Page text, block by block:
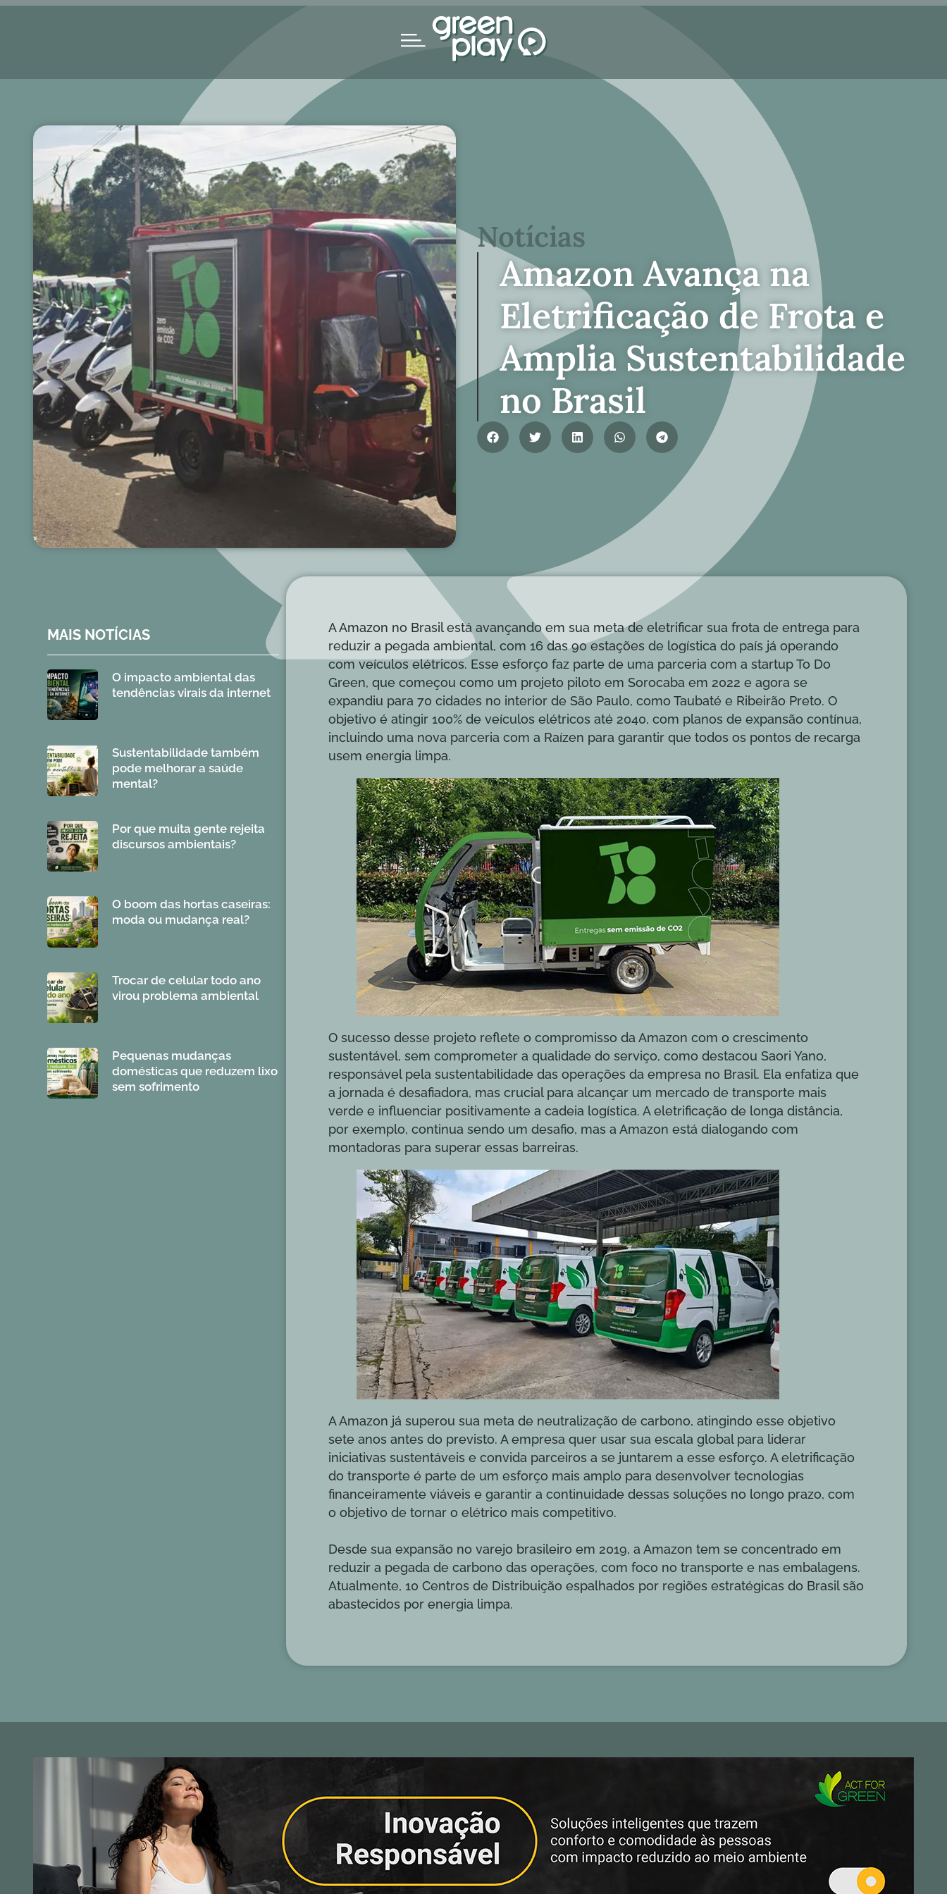
Notícias
Amazon Avança na
Eletrificação de Frota e
Amplia Sustentabilidade
no Brasil
MAIS NOTÍCIAS
O impacto ambiental das
tendências virais da internet
Sustentabilidade também
pode melhorar a saúde
mental?
Por que muita gente rejeita
discursos ambientais?
O boom das hortas caseiras:
moda ou mudança real?
Trocar de celular todo ano
virou problema ambiental
Pequenas mudanças
domésticas que reduzem lixo
sem sofrimento
A Amazon no Brasil está avançando em sua meta de eletrificar sua frota de entrega para
reduzir a pegada ambiental, com 16 das 90 estações de logística do país já operando
com veículos elétricos. Esse esforço faz parte de uma parceria com a startup To Do
Green, que começou como um projeto piloto em Sorocaba em 2022 e agora se
expandiu para 70 cidades no interior de São Paulo, como Taubaté e Ribeirão Preto. O
objetivo é atingir 100% de veículos elétricos até 2040, com planos de expansão contínua,
incluindo uma nova parceria com a Raízen para garantir que todos os pontos de recarga
usem energia limpa.
O sucesso desse projeto reflete o compromisso da Amazon com o crescimento
sustentável, sem comprometer a qualidade do serviço, como destacou Saori Yano,
responsável pela sustentabilidade das operações da empresa no Brasil. Ela enfatiza que
a jornada é desafiadora, mas crucial para alcançar um mercado de transporte mais
verde e influenciar positivamente a cadeia logística. A eletrificação de longa distância,
por exemplo, continua sendo um desafio, mas a Amazon está dialogando com
montadoras para superar essas barreiras.
A Amazon já superou sua meta de neutralização de carbono, atingindo esse objetivo
sete anos antes do previsto. A empresa quer usar sua escala global para liderar
iniciativas sustentáveis e convida parceiros a se juntarem a esse esforço. A eletrificação
do transporte é parte de um esforço mais amplo para desenvolver tecnologias
financeiramente viáveis e garantir a continuidade dessas soluções no longo prazo, com
o objetivo de tornar o elétrico mais competitivo.
Desde sua expansão no varejo brasileiro em 2019, a Amazon tem se concentrado em
reduzir a pegada de carbono das operações, com foco no transporte e nas embalagens.
Atualmente, 10 Centros de Distribuição espalhados por regiões estratégicas do Brasil são
abastecidos por energia limpa.